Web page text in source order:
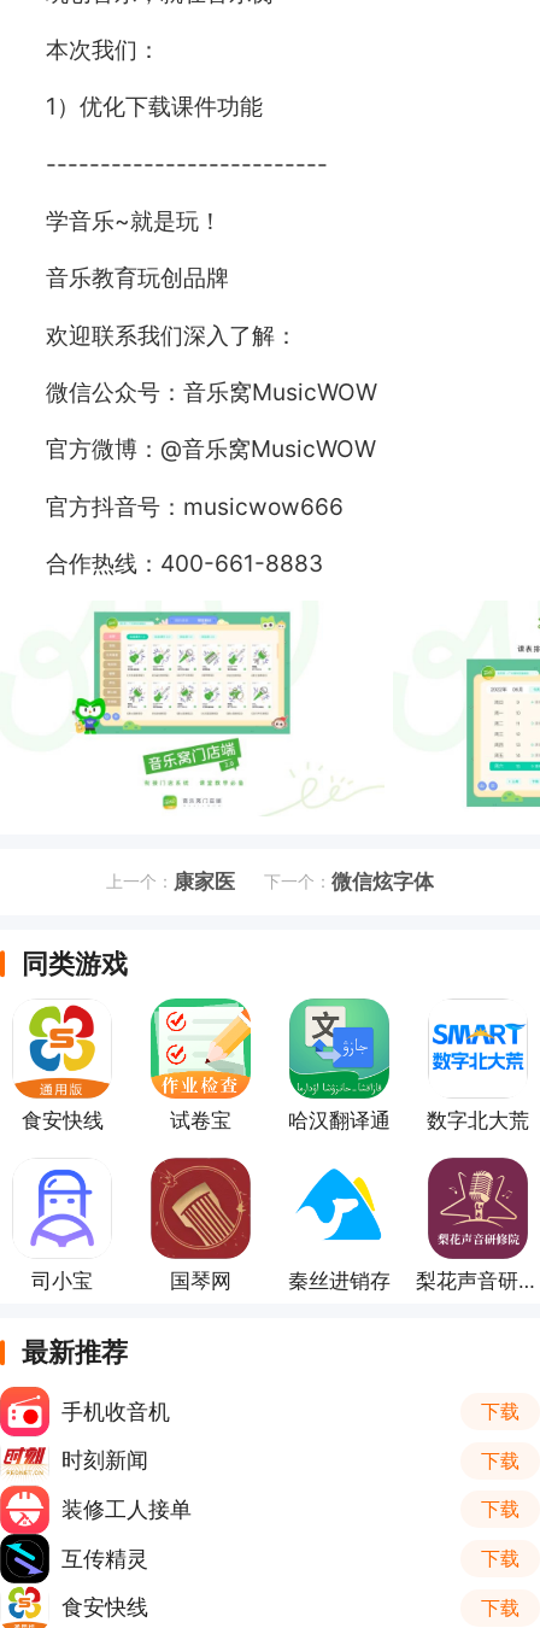
本次我们：
1）优化下载课件功能
--------------------------
学音乐~就是玩！
音乐教育玩创品牌
欢迎联系我们深入了解：
微信公众号：音乐窝MusicWOW
官方微博：@音乐窝MusicWOW
官方抖音号：musicwow666
合作热线：400-661-8883
上一个： 康家医 下一个： 微信炫字体
同类游戏
食安快线 试卷宝 哈汉翻译通 数字北大荒
司小宝 国琴网 秦丝进销存 梨花声音研修院
最新推荐
手机收音机 下载
时刻新闻 下载
装修工人接单 下载
互传精灵 下载
食安快线 下载